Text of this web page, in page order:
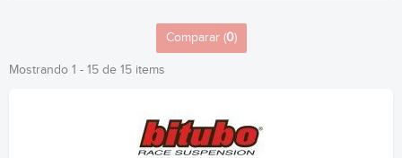
Comparar (0)
Mostrando 1 - 15 de 15 items